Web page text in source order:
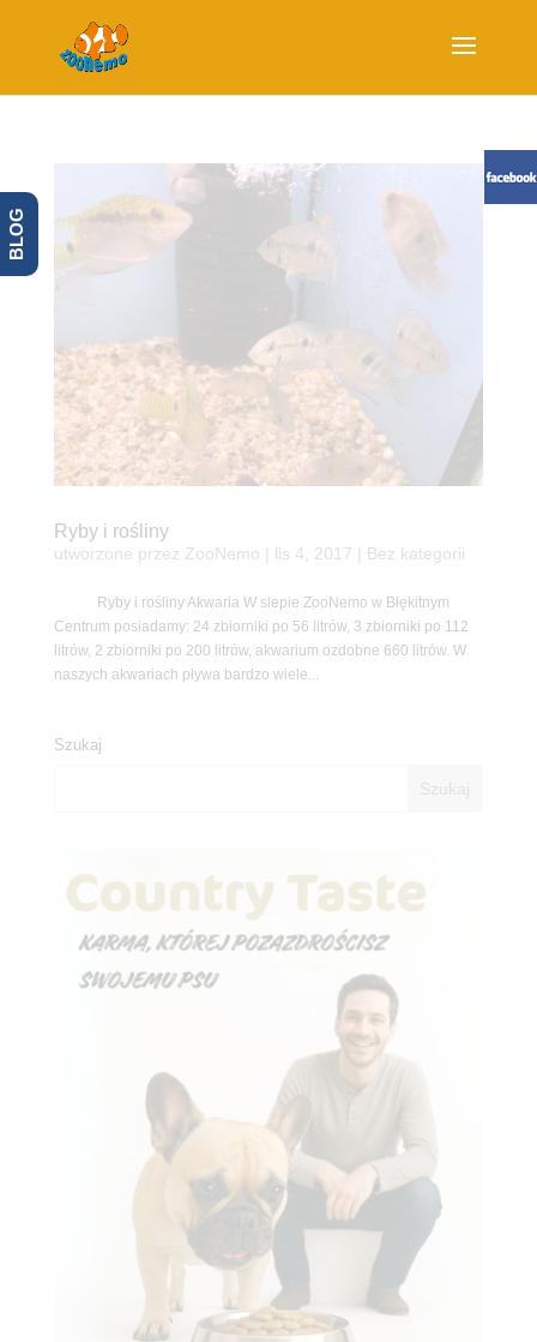
Ryby i rośliny
utworzone przez ZooNemo lis 4, 2017 | Bez kategorii
Ryby i rośliny Akwaria W slepie ZooNemo w Błękitnym
Centrum posiadamy: 24 zbiorniki po 56 litrów, 3 zbiorniki po 112
litrów, 2 zbiorniki po 200 litrów, akwarium ozdobne 660 litrów. W
naszych akwariach pływa bardzo wiele...
Szukaj
BLOG